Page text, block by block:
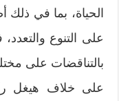
الحياة، بما في
على التنوع
بالتناقضات على
على خلاف هيغل